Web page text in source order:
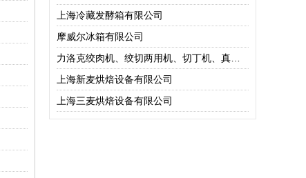
上海冷藏发酵箱有限公司
摩威尔冰箱有限公司
上海新麦烘焙设备有限公司
上海三麦烘焙设备有限公司